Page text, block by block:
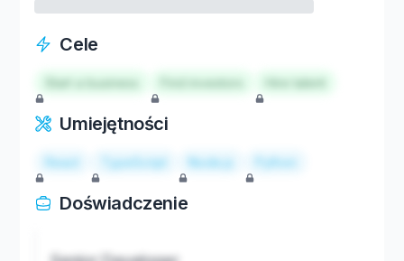
Cele
Start a business Hire talent
Umiejętności
React TypeScript Node.js Python
Doświadczenie